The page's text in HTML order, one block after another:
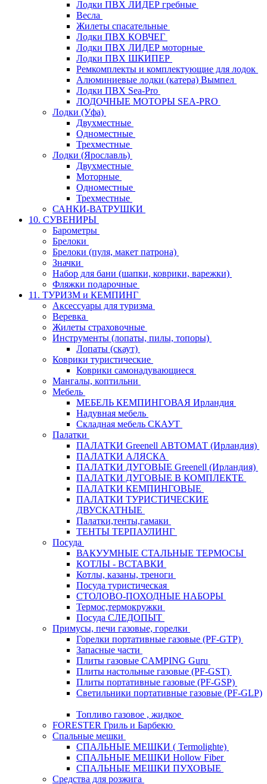
Лодки ПВХ ЛИДЕР гребные
Весла
Жилеты спасательные
Лодки ПВХ КОВЧЕГ
Лодки ПВХ ЛИДЕР моторные
Лодки ПВХ ШКИПЕР
Ремкомплекты и комплектующие для лодок
Алюминиевые лодки (катера) Вымпел
Лодки ПВХ Sea-Pro
ЛОДОЧНЫЕ МОТОРЫ SEA-PRO
Лодки (Уфа)
Двухместные
Одноместные
Трехместные
Лодки (Ярославль)
Двухместные
Моторные
Одноместные
Трехместные
САНКИ-ВАТРУШКИ
10. СУВЕНИРЫ
Барометры
Брелоки
Брелоки (пуля, макет патрона)
Значки
Набор для бани (шапки, коврики, варежки)
Фляжки подарочные
11. ТУРИЗМ и КЕМПИНГ
Аксессуары для туризма
Веревка
Жилеты страховочные
Инструменты (лопаты, пилы, топоры)
Лопаты (скаут)
Коврики туристические
Коврики самонадувающиеся
Мангалы, коптильни
Мебель
МЕБЕЛЬ КЕМПИНГОВАЯ Ирландия
Надувная мебель
Складная мебель СКАУТ
Палатки
ПАЛАТКИ Greenell АВТОМАТ (Ирландия)
ПАЛАТКИ АЛЯСКА
ПАЛАТКИ ДУГОВЫЕ Greenell (Ирландия)
ПАЛАТКИ ДУГОВЫЕ В КОМПЛЕКТЕ
ПАЛАТКИ КЕМПИНГОВЫЕ
ПАЛАТКИ ТУРИСТИЧЕСКИЕ
ДВУСКАТНЫЕ
Палатки,тенты,гамаки
ТЕНТЫ ТЕРПАУЛИНГ
Посуда
ВАКУУМНЫЕ СТАЛЬНЫЕ ТЕРМОСЫ
КОТЛЫ - ВСТАВКИ
Котлы, казаны, треноги
Посуда туристическая
СТОЛОВО-ПОХОДНЫЕ НАБОРЫ
Термос,термокружки
Посуда СЛЕДОПЫТ
Примусы, печи газовые, горелки
Горелки портативные газовые (PF-GTP)
Запасные части
Плиты газовые CAMPING Guru
Плиты настольные газовые (PF-GST)
Плиты портативные газовые (PF-GSP)
Светильники портативные газовые (PF-GLP)
Топливо газовое , жидкое
FORESTER Гриль и Барбекю
Спальные мешки
СПАЛЬНЫЕ МЕШКИ ( Termolighte)
СПАЛЬНЫЕ МЕШКИ Hollow Fiber
СПАЛЬНЫЕ МЕШКИ ПУХОВЫЕ
Средства для розжига